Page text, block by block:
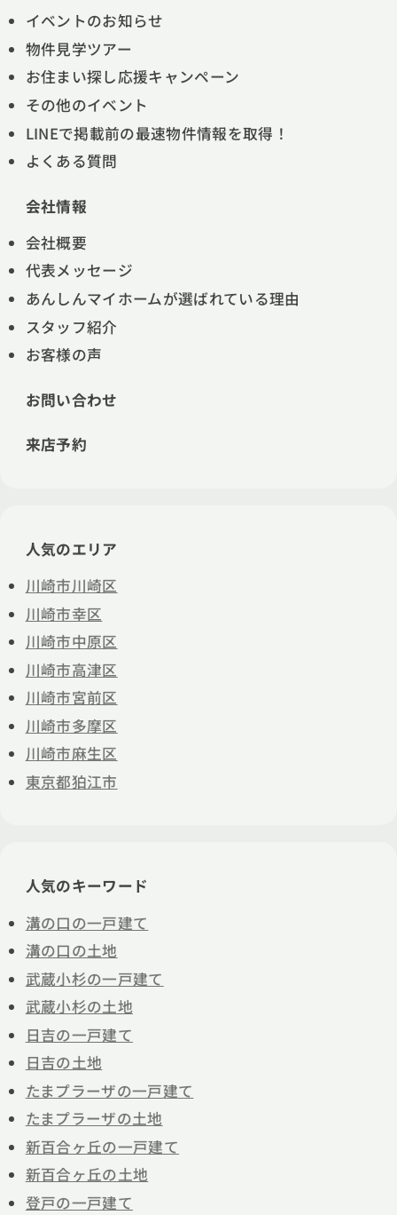
イベントのお知らせ
物件見学ツアー
お住まい探し応援キャンペーン
その他のイベント
LINEで掲載前の最速物件情報を取得！
よくある質問
会社情報
会社概要
代表メッセージ
あんしんマイホームが選ばれている理由
スタッフ紹介
お客様の声
お問い合わせ
来店予約
人気のエリア
川崎市川崎区
川崎市幸区
川崎市中原区
川崎市高津区
川崎市宮前区
川崎市多摩区
川崎市麻生区
東京都狛江市
人気のキーワード
溝の口の一戸建て
溝の口の土地
武蔵小杉の一戸建て
武蔵小杉の土地
日吉の一戸建て
日吉の土地
たまプラーザの一戸建て
たまプラーザの土地
新百合ヶ丘の一戸建て
新百合ヶ丘の土地
登戸の一戸建て